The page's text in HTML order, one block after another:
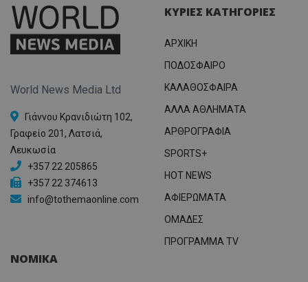
World News Media Ltd
Γιάννου Κρανιδιώτη 102,
Γραφείο 201, Λατσιά,
Λευκωσία
+357 22 205865
+357 22 374613
info@tothemaonline.com
ΚΥΡΙΕΣ ΚΑΤΗΓΟΡΙΕΣ
ΑΡΧΙΚΗ
ΠΟΔΟΣΦΑΙΡΟ
ΚΑΛΑΘΟΣΦΑΙΡΑ
ΑΛΛΑ ΑΘΛΗΜΑΤΑ
ΑΡΘΡΟΓΡΑΦΙΑ
SPORTS+
HOT NEWS
ΑΦΙΕΡΩΜΑΤΑ
ΟΜΑΔΕΣ
ΠΡΟΓΡΑΜΜΑ TV
ΝΟΜΙΚΑ